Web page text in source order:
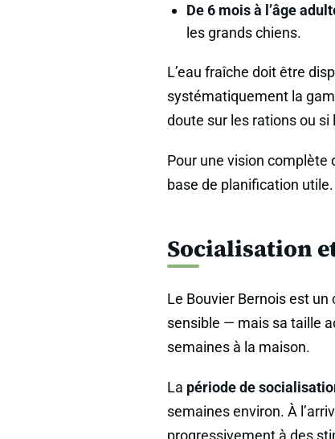
De 6 mois à l’âge
les grands chiens.
L’eau fraîche doit être
systématiquement la
doute sur les rations ou
Pour une vision complète
base de planification utile.
Socialisation
Le Bouvier Bernois est
sensible — mais sa taille
semaines à la maison.
La période de
semaines environ. À
progressivement à des